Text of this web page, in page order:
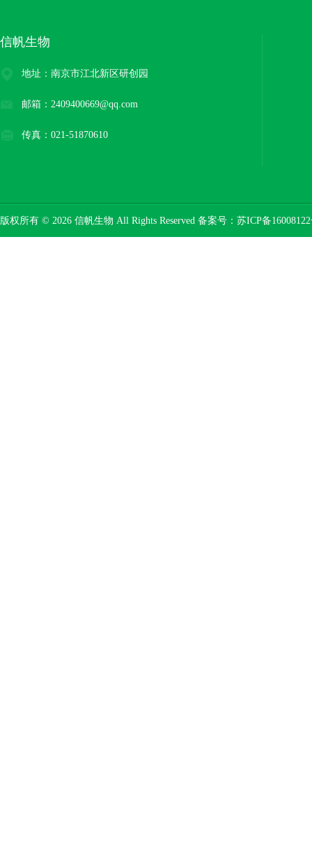
信帆生物
地址：南京市江北新区研创园
邮箱：2409400669@qq.com
传真：021-51870610
版权所有 © 2026 信帆生物 All Rights Reserved 备案号： 苏ICP备